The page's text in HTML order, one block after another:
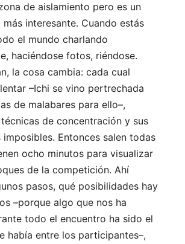
de aislamiento pero es un
interesante. Cuando estás
el mundo charlando
haciéndose fotos, riéndose.
la cosa cambia: cada cual
–Ichi se vino pertrechada
de malabares para ello–,
de concentración y sus
Entonces salen todas
ocho minutos para visualizar
de la competición. Ahí
pasos, qué posibilidades hay
–porque algo que nos ha
todo el encuentro ha sido el
había entre los participantes–,